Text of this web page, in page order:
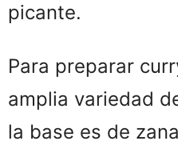
picante.
Para preparar
amplia variedad
la base es de